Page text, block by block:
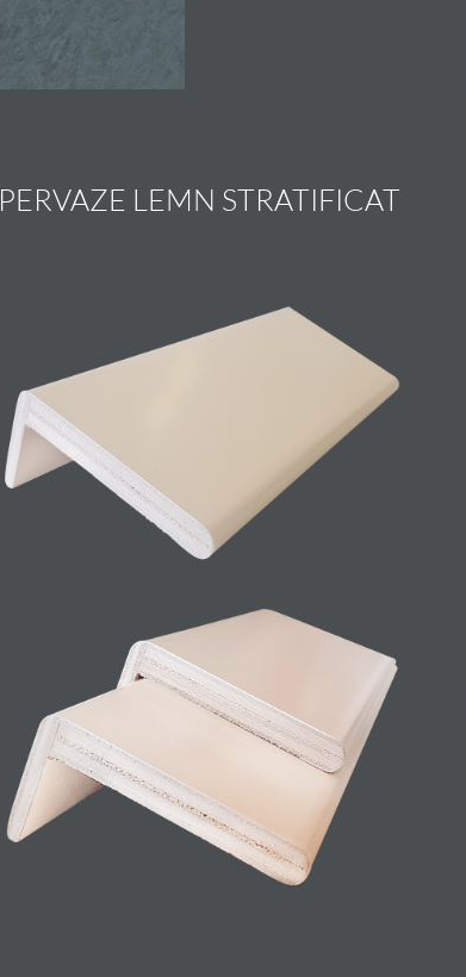
PERVAZE LEMN STRATIFICAT